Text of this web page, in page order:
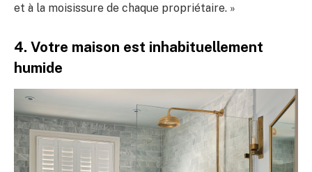
et à la moisissure de chaque propriétaire. »
4. Votre maison est inhabituellement
humide